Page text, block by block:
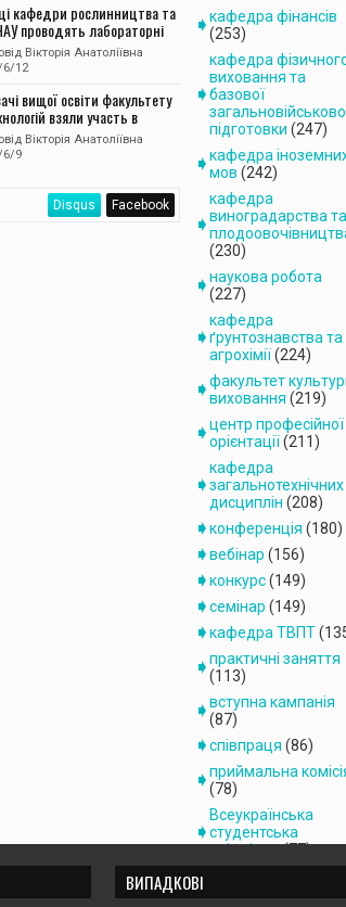
кафедри рослинництва та
проводять лабораторні
культур
Вікторія Анатоліївна
12
вищої освіти факультету
взяли участь в
грі «Динамічна
Вікторія Анатоліївна
6/9
Disqus Facebook
кафедра фінансів
(253)
кафедра
виховання та
базової
підготовки (247)
кафедра
мов (242)
кафедра
виноградарства та
(230)
наукова робота
(227)
кафедра
ґрунтознавства та
агрохімії(224)
факультет
виховання (219)
центр професійної
орієнтації(211)
кафедра
загальнотехнічних
дисциплін (208)
конференція (180)
вебінар (156)
конкурс(149)
семінар (149)
кафедра ТВПТ
практичні заняття
(113)
вступна кампанія
(87)
співпраця (86)
приймальна
(78)
Всеукраїнська
студентська
олімпіада(77)
ВИПАДКОВІ